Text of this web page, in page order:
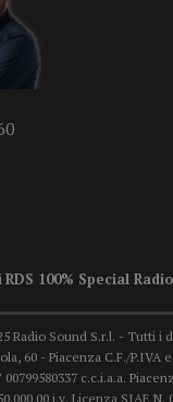
RDS 100% Special Radio
Radio Sound S.r.l. - Tutti i
60 - Piacenza C.F./P.IVA
c.c.i.a.a.
i.v. Licenza SIAE N.